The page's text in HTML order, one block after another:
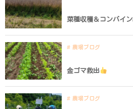
菜種収穫＆コンバイ
農場ブログ
金ゴマ救出
農場ブログ